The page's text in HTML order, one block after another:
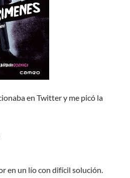
en Twitter y me picó la
en un lío con difícil solución.